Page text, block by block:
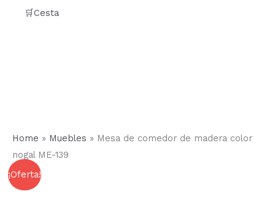
🛒Cesta
Home » Muebles » Mesa de comedor de madera color
nogal ME-139
¡Oferta!
Mesa
comedor